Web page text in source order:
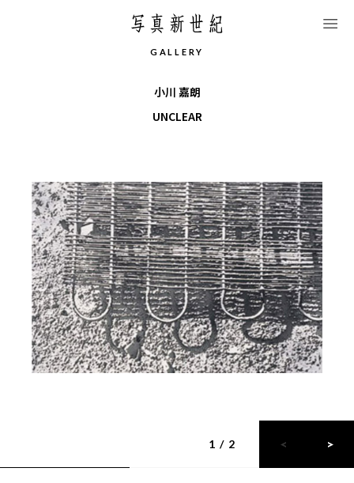
G ALL E RY
小川 嘉朗
UNCLEAR
1 / 2